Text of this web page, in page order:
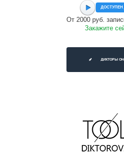
ДОСТУПЕН
От 2000 руб.
Закажите
ДИКТОРЫ